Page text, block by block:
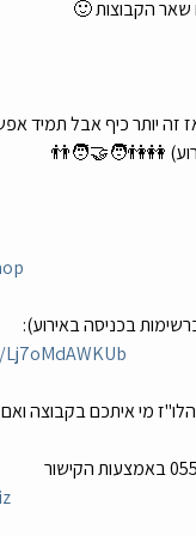
עם חברים כי אז זה יותר
בכניסה באירוע):
מי איתכם בקבוצה